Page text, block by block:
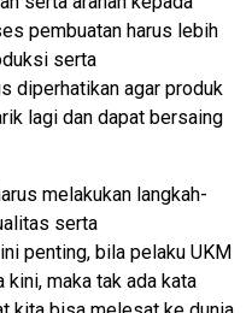
pembuatan harus lebih
serta
diperhatikan agar produk
lagi dan dapat bersaing
melakukan langkah-
serta
penting, bila pelaku UKM
maka tak ada kata